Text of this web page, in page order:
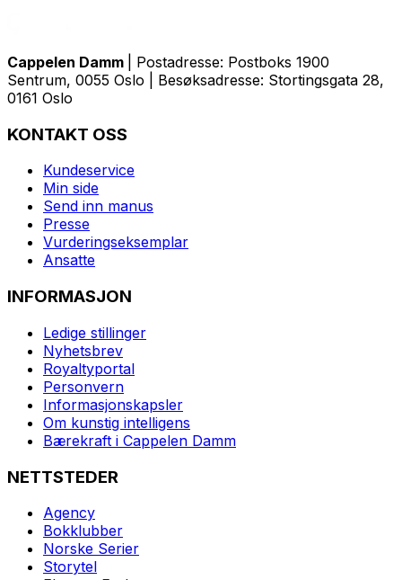
Cappelen Damm
| Postadresse: Postboks 1900
Sentrum, 0055 Oslo | Besøksadresse: Stortingsgata 28,
0161 Oslo
KONTAKT OSS
Kundeservice
Min side
Send inn manus
Presse
Vurderingseksemplar
Ansatte
INFORMASJON
Ledige stillinger
Nyhetsbrev
Royaltyportal
Personvern
Informasjonskapsler
Om kunstig intelligens
Bærekraft i Cappelen Damm
NETTSTEDER
Agency
Bokklubber
Norske Serier
Storytel